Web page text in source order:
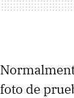
foto de